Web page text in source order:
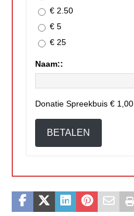
€ 2.50
€ 5
€ 25
Naam::
Donatie Spreekbuis € 1,00
BETALEN